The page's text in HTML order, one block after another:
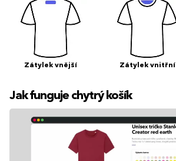
Zátylek vnější Zátylek vnitřní
Jak funguje chytrý košík